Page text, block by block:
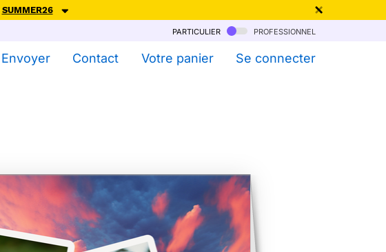
SUMMER26
particulier professionnel
Envoyer Contact Votre panier Se connecter